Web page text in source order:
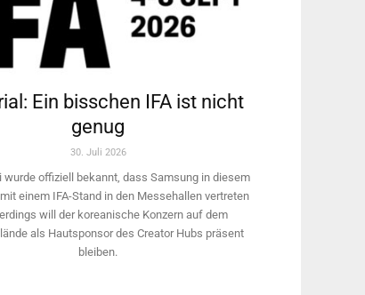
Ein bisschen IFA ist nicht
genug
30. Juli 2026
wurde offiziell bekannt, dass Samsung in diesem
einem IFA-Stand in den Messehallen vertreten
will ­der koreanische Konzern auf dem
als Hautsponsor des Creator Hubs präsent
bleiben.